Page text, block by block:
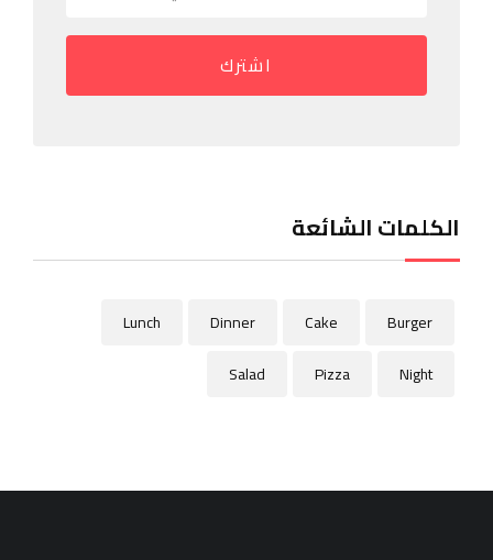
اشترك
الكلمات الشائعة
Burger
Cake
Dinner
Lunch
Night
Pizza
Salad